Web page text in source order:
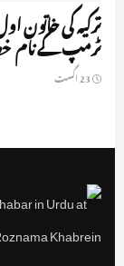
ترکیہ کی خاتون
ٹرمپ کے نام